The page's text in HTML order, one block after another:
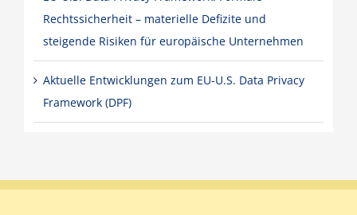
Rechtssicherheit – materielle Defizite und
steigende Risiken für europäische Unternehmen
Aktuelle Entwicklungen zum EU-U.S. Data Privacy
Framework (DPF)